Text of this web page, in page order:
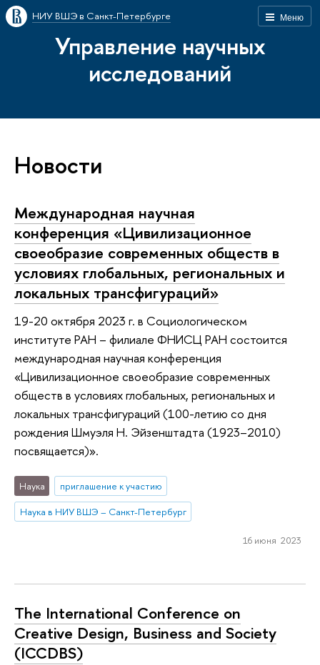
Меню
НИУ ВШЭ в Санкт-Петербурге
Управление научных
исследований
Новости
Международная научная
конференция «Цивилизационное
своеобразие современных обществ в
условиях глобальных, региональных и
локальных трансфигураций»
19-20 октября 2023 г. в Социологическом
институте РАН – филиале ФНИСЦ РАН состоится
международная научная конференция
«Цивилизационное своеобразие современных
обществ в условиях глобальных, региональных и
локальных трансфигураций (100-летию со дня
рождения Шмуэля Н. Эйзенштадта (1923–2010)
посвящается)».
Наука
приглашение к участию
Наука в НИУ ВШЭ – Санкт-Петербург
16 июня 2023
The International Conference on
Creative Design, Business and Society
(ICCDBS)